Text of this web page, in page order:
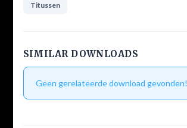
Titussen
SIMILAR DOWNLOADS
Geen gerelateerde download gevonden!